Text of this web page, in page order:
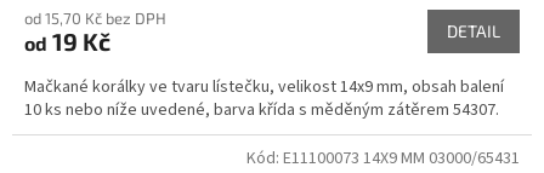
od 15,70 Kč bez DPH
od 19 Kč DETAIL
Mačkané korálky ve tvaru lístečku, velikost 14x9 mm, obsah balení
10 ks nebo níže uvedené, barva křída s měděným zátěrem 54307.
Kód: E11100073 14X9 MM 03000/65431